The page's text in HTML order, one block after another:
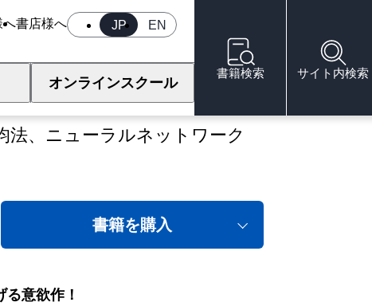
JP EN
へ書店様へ
オンラインスクール
書籍検索 サイト内検索
法、ニューラルネットワーク
書籍を購入
意欲作！